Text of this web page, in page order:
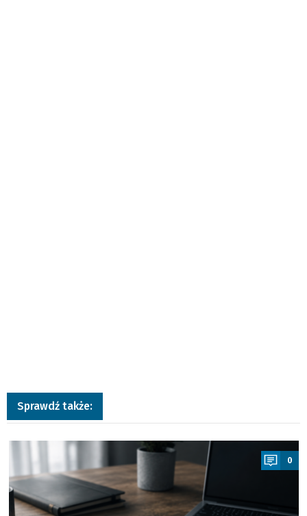
Sprawdź także:
a
0